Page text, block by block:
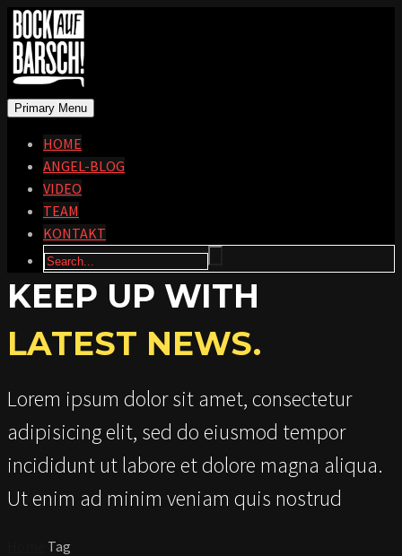
Primary Menu
HOME
ANGEL-BLOG
VIDEO
TEAM
KONTAKT
KEEP UP WITH
LATEST NEWS.
Lorem ipsum dolor sit amet, consectetur
adipisicing elit, sed do eiusmod tempor
incididunt ut labore et dolore magna aliqua.
Ut enim ad minim veniam quis nostrud
Tag